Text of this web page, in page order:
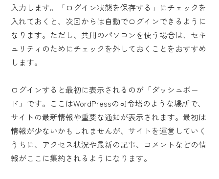
入力します。「ログイン状態を保存する」にチェックを
入れておくと、次回からは自動でログインできるように
なります。ただし、共用のパソコンを使う場合は、セキ
ュリティのためにチェックを外しておくことをおすすめ
します。
ログインすると最初に表示されるのが「ダッシュボー
ド」です。ここはWordPressの司令塔のような場所で、
サイトの最新情報や重要な通知が表示されます。最初は
情報が少ないかもしれませんが、サイトを運営していく
うちに、アクセス状況や最新の記事、コメントなどの情
報がここに集約されるようになります。